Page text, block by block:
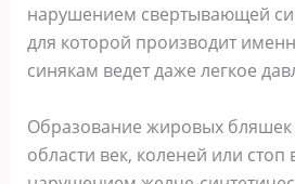
нарушением свертывающей
для которой производит
синякам ведет даже легкое
Образование жировых
области век, коленей или стоп